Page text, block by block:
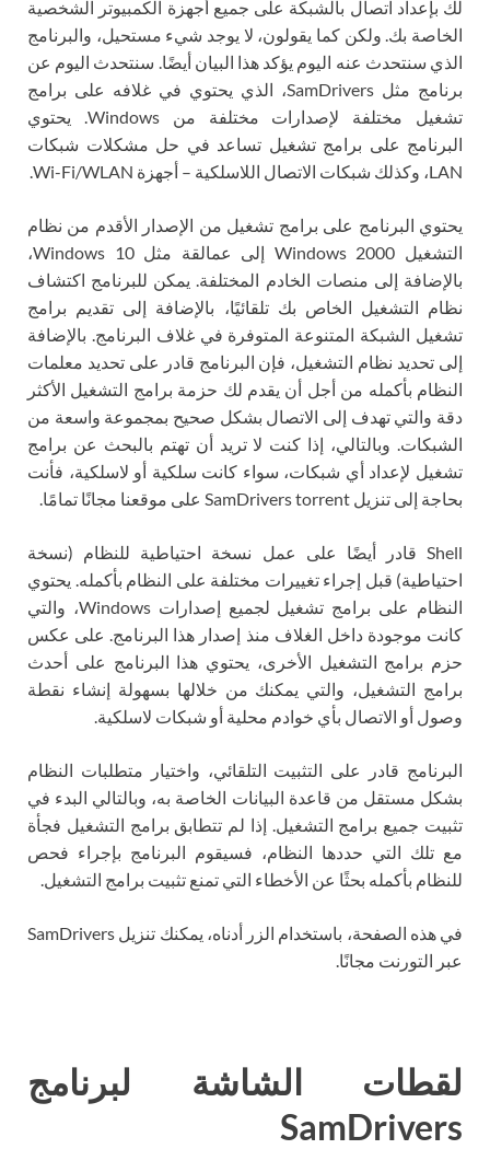
لك بإعداد اتصال بالشبكة على جميع أجهزة الكمبيوتر الشخصية
الخاصة بك. ولكن كما يقولون، لا يوجد شيء مستحيل، والبرنامج
الذي سنتحدث عنه اليوم يؤكد هذا البيان أيضًا. سنتحدث اليوم عن
برنامج مثل SamDrivers، الذي يحتوي في غلافه على برامج
تشغيل مختلفة لإصدارات مختلفة من Windows. يحتوي
البرنامج على برامج تشغيل تساعد في حل مشكلات شبكات
LAN، وكذلك شبكات الاتصال اللاسلكية – أجهزة Wi-Fi/WLAN.
يحتوي البرنامج على برامج تشغيل من الإصدار الأقدم من نظام
التشغيل Windows 2000 إلى عمالقة مثل Windows 10،
بالإضافة إلى منصات الخادم المختلفة. يمكن للبرنامج اكتشاف
نظام التشغيل الخاص بك تلقائيًا، بالإضافة إلى تقديم برامج
تشغيل الشبكة المتنوعة المتوفرة في غلاف البرنامج. بالإضافة
إلى تحديد نظام التشغيل، فإن البرنامج قادر على تحديد معلمات
النظام بأكمله من أجل أن يقدم لك حزمة برامج التشغيل الأكثر
دقة والتي تهدف إلى الاتصال بشكل صحيح بمجموعة واسعة من
الشبكات. وبالتالي، إذا كنت لا تريد أن تهتم بالبحث عن برامج
تشغيل لإعداد أي شبكات، سواء كانت سلكية أو لاسلكية، فأنت
بحاجة إلى تنزيل SamDrivers torrent على موقعنا مجانًا تمامًا.
Shell قادر أيضًا على عمل نسخة احتياطية للنظام (نسخة
احتياطية) قبل إجراء تغييرات مختلفة على النظام بأكمله. يحتوي
النظام على برامج تشغيل لجميع إصدارات Windows، والتي
كانت موجودة داخل الغلاف منذ إصدار هذا البرنامج. على عكس
حزم برامج التشغيل الأخرى، يحتوي هذا البرنامج على أحدث
برامج التشغيل، والتي يمكنك من خلالها بسهولة إنشاء نقطة
وصول أو الاتصال بأي خوادم محلية أو شبكات لاسلكية.
البرنامج قادر على التثبيت التلقائي، واختيار متطلبات النظام
بشكل مستقل من قاعدة البيانات الخاصة به، وبالتالي البدء في
تثبيت جميع برامج التشغيل. إذا لم تتطابق برامج التشغيل فجأة
مع تلك التي حددها النظام، فسيقوم البرنامج بإجراء فحص
للنظام بأكمله بحثًا عن الأخطاء التي تمنع تثبيت برامج التشغيل.
في هذه الصفحة، باستخدام الزر أدناه، يمكنك تنزيل SamDrivers
عبر التورنت مجانًا.
لقطات الشاشة لبرنامج
SamDrivers